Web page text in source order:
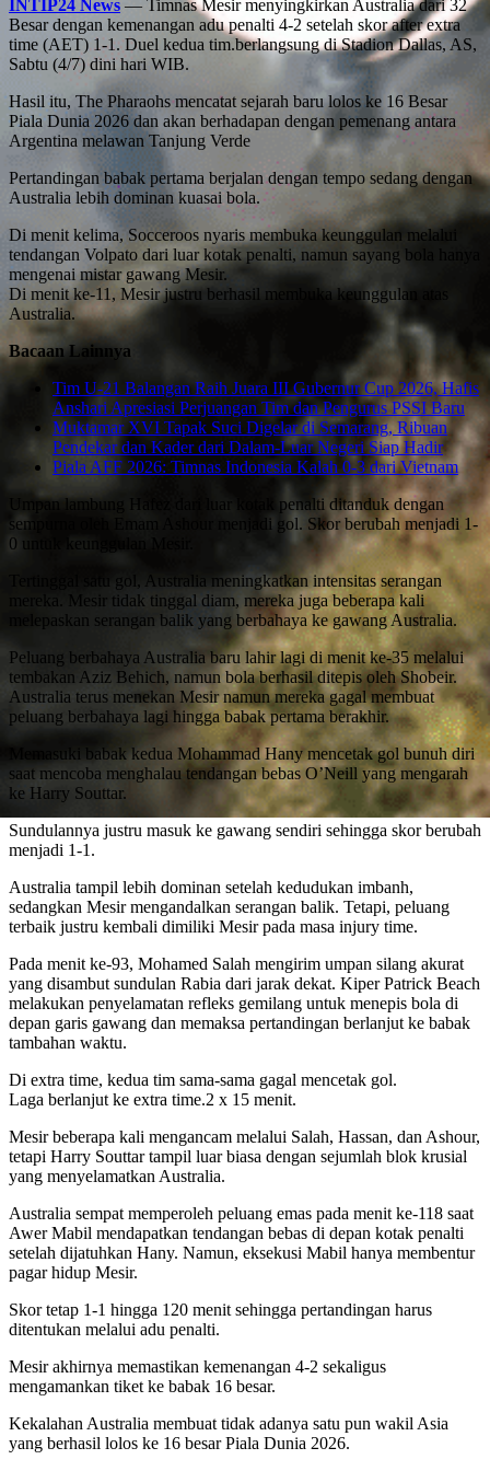
INTIP24 News — Timnas Mesir menyingkirkan Australia dari 32
Besar dengan kemenangan adu penalti 4-2 setelah skor after extra
time (AET) 1-1. Duel kedua tim.berlangsung di Stadion Dallas, AS,
Sabtu (4/7) dini hari WIB.
Hasil itu, The Pharaohs mencatat sejarah baru lolos ke 16 Besar
Piala Dunia 2026 dan akan berhadapan dengan pemenang antara
Argentina melawan Tanjung Verde
Pertandingan babak pertama berjalan dengan tempo sedang dengan
Australia lebih dominan kuasai bola.
Di menit kelima, Socceroos nyaris membuka keunggulan melalui
tendangan Volpato dari luar kotak penalti, namun sayang bola hanya
mengenai mistar gawang Mesir.
Di menit ke-11, Mesir justru berhasil membuka keunggulan atas
Australia.
Bacaan Lainnya
Tim U-21 Balangan Raih Juara III Gubernur Cup 2026, Hafis
Anshari Apresiasi Perjuangan Tim dan Pengurus PSSI Baru
Muktamar XVI Tapak Suci Digelar di Semarang, Ribuan
Pendekar dan Kader dari Dalam-Luar Negeri Siap Hadir
Piala AFF 2026: Timnas Indonesia Kalah 0-3 dari Vietnam
Umpan lambung Hafez dari luar kotak penalti ditanduk dengan
sempurna oleh Emam Ashour menjadi gol. Skor berubah menjadi 1-
0 untuk keunggulan Mesir.
Tertinggal satu gol, Australia meningkatkan intensitas serangan
mereka. Mesir tidak tinggal diam, mereka juga beberapa kali
melepaskan serangan balik yang berbahaya ke gawang Australia.
Peluang berbahaya Australia baru lahir lagi di menit ke-35 melalui
tembakan Aziz Behich, namun bola berhasil ditepis oleh Shobeir.
Australia terus menekan Mesir namun mereka gagal membuat
peluang berbahaya lagi hingga babak pertama berakhir.
Memasuki babak kedua Mohammad Hany mencetak gol bunuh diri
saat mencoba menghalau tendangan bebas O’Neill yang mengarah
ke Harry Souttar.
Sundulannya justru masuk ke gawang sendiri sehingga skor berubah
menjadi 1-1.
Australia tampil lebih dominan setelah kedudukan imbanh,
sedangkan Mesir mengandalkan serangan balik. Tetapi, peluang
terbaik justru kembali dimiliki Mesir pada masa injury time.
Pada menit ke-93, Mohamed Salah mengirim umpan silang akurat
yang disambut sundulan Rabia dari jarak dekat. Kiper Patrick Beach
melakukan penyelamatan refleks gemilang untuk menepis bola di
depan garis gawang dan memaksa pertandingan berlanjut ke babak
tambahan waktu.
Di extra time, kedua tim sama-sama gagal mencetak gol.
Laga berlanjut ke extra time.2 x 15 menit.
Mesir beberapa kali mengancam melalui Salah, Hassan, dan Ashour,
tetapi Harry Souttar tampil luar biasa dengan sejumlah blok krusial
yang menyelamatkan Australia.
Australia sempat memperoleh peluang emas pada menit ke-118 saat
Awer Mabil mendapatkan tendangan bebas di depan kotak penalti
setelah dijatuhkan Hany. Namun, eksekusi Mabil hanya membentur
pagar hidup Mesir.
Skor tetap 1-1 hingga 120 menit sehingga pertandingan harus
ditentukan melalui adu penalti.
Mesir akhirnya memastikan kemenangan 4-2 sekaligus
mengamankan tiket ke babak 16 besar.
Kekalahan Australia membuat tidak adanya satu pun wakil Asia
yang berhasil lolos ke 16 besar Piala Dunia 2026.